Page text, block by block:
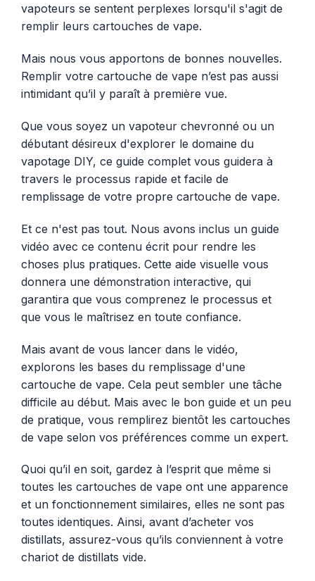
vapoteurs se sentent perplexes lorsqu'il s'agit de
remplir leurs cartouches de vape.
Mais nous vous apportons de bonnes nouvelles.
Remplir votre cartouche de vape n’est pas aussi
intimidant qu’il y paraît à première vue.
Que vous soyez un vapoteur chevronné ou un
débutant désireux d'explorer le domaine du
vapotage DIY, ce guide complet vous guidera à
travers le processus rapide et facile de
remplissage de votre propre cartouche de vape.
Et ce n'est pas tout. Nous avons inclus un guide
vidéo avec ce contenu écrit pour rendre les
choses plus pratiques. Cette aide visuelle vous
donnera une démonstration interactive, qui
garantira que vous comprenez le processus et
que vous le maîtrisez en toute confiance.
Mais avant de vous lancer dans le vidéo,
explorons les bases du remplissage d'une
cartouche de vape. Cela peut sembler une tâche
difficile au début. Mais avec le bon guide et un peu
de pratique, vous remplirez bientôt les cartouches
de vape selon vos préférences comme un expert.
Quoi qu’il en soit, gardez à l’esprit que même si
toutes les cartouches de vape ont une apparence
et un fonctionnement similaires, elles ne sont pas
toutes identiques. Ainsi, avant d’acheter vos
distillats, assurez-vous qu’ils conviennent à votre
chariot de distillats vide.